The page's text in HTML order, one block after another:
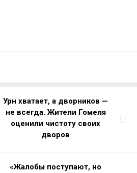
Урн хватает, а дворников —
не всегда. Жители Гомеля
оценили чистоту своих
дворов
«Жалобы поступают, но